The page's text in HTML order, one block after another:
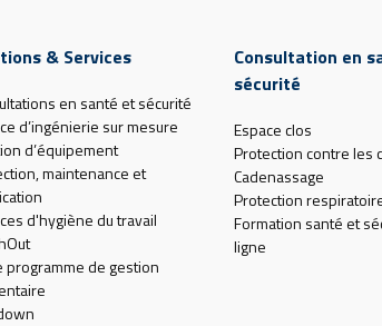
& Services
en santé et sécurité
d’ingénierie sur mesure
d’équipement
maintenance et
d'hygiène du travail
programme de gestion
Consultation en
sécurité
Espace clos
Protection contre les
Cadenassage
Protection
Formation santé et
ligne